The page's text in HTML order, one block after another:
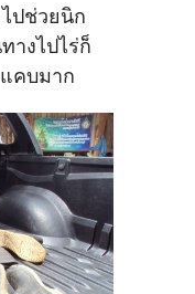
ปช่วยนิก
างไปไร่ก็
คบมาก